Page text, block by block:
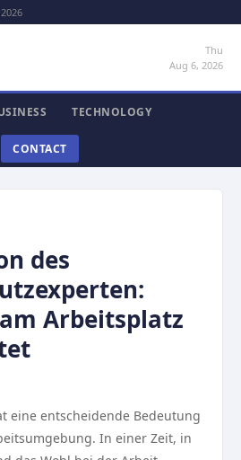
Thu
Aug 6, 2026
TECHNOLOGY
CONTACT
des
Arbeitsplatz
eine entscheidende Bedeutung
In einer Zeit, in